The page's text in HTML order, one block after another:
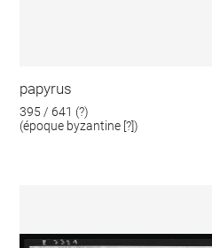
papyrus
395 / 641 (?)
(époque byzantine [?])